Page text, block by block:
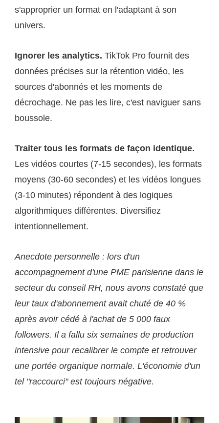
s'approprier un format en l'adaptant à son
univers.
Ignorer les analytics. TikTok Pro fournit des
données précises sur la rétention vidéo, les
sources d'abonnés et les moments de
décrochage. Ne pas les lire, c'est naviguer sans
boussole.
Traiter tous les formats de façon identique.
Les vidéos courtes (7-15 secondes), les formats
moyens (30-60 secondes) et les vidéos longues
(3-10 minutes) répondent à des logiques
algorithmiques différentes. Diversifiez
intentionnellement.
Anecdote personnelle : lors d'un
accompagnement d'une PME parisienne dans le
secteur du conseil RH, nous avons constaté que
leur taux d'abonnement avait chuté de 40 %
après avoir cédé à l'achat de 5 000 faux
followers. Il a fallu six semaines de production
intensive pour recalibrer le compte et retrouver
une portée organique normale. L'économie d'un
tel "raccourci" est toujours négative.